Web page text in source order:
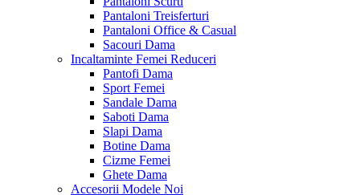
Pantaloni Treisferturi
Pantaloni Office & Casual
Sacouri Dama
Incaltaminte Femei Reduceri
Pantofi Dama
Sport Femei
Sandale Dama
Saboti Dama
Slapi Dama
Botine Dama
Cizme Femei
Ghete Dama
Accesorii Modele Noi